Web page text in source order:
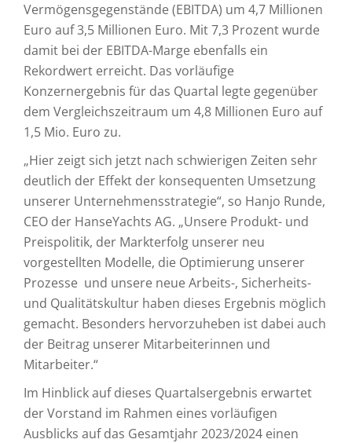
Vermögensgegenstände (EBITDA) um 4,7 Millionen
Euro auf 3,5 Millionen Euro. Mit 7,3 Prozent wurde
damit bei der EBITDA-Marge ebenfalls ein
Rekordwert erreicht. Das vorläufige
Konzernergebnis für das Quartal legte gegenüber
dem Vergleichszeitraum um 4,8 Millionen Euro auf
1,5 Mio. Euro zu.
„Hier zeigt sich jetzt nach schwierigen Zeiten sehr
deutlich der Effekt der konsequenten Umsetzung
unserer Unternehmensstrategie“, so Hanjo Runde,
CEO der HanseYachts AG. „Unsere Produkt- und
Preispolitik, der Markterfolg unserer neu
vorgestellten Modelle, die Optimierung unserer
Prozesse und unsere neue Arbeits-, Sicherheits-
und Qualitätskultur haben dieses Ergebnis möglich
gemacht. Besonders hervorzuheben ist dabei auch
der Beitrag unserer Mitarbeiterinnen und
Mitarbeiter.“
Im Hinblick auf dieses Quartalsergebnis erwartet
der Vorstand im Rahmen eines vorläufigen
Ausblicks auf das Gesamtjahr 2023/2024 einen